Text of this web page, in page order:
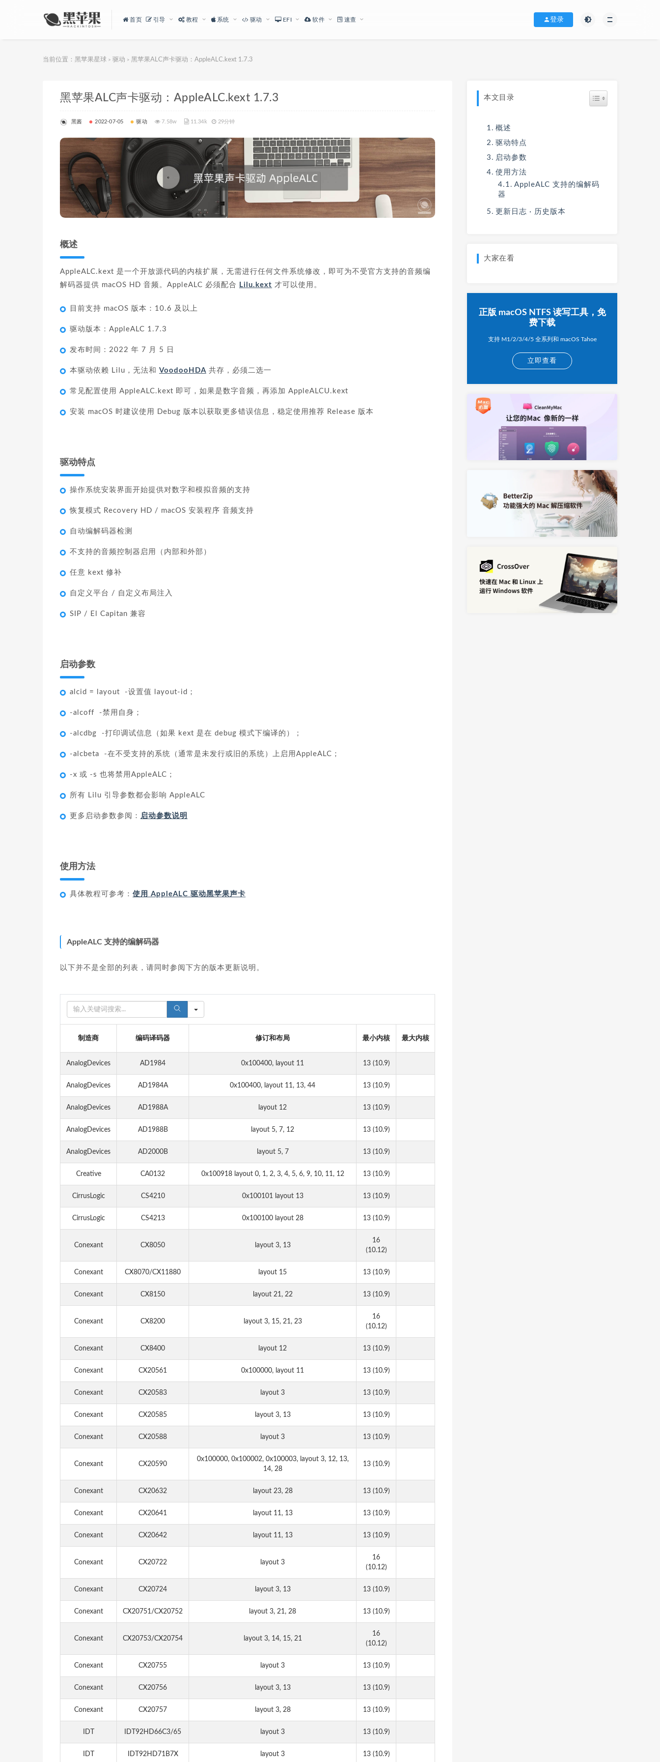
首页 引导 教程 系统 驱动 EFI 软件 速查 登录
当前位置： 黑苹果星球 > 驱动 > 黑苹果ALC声卡驱动：AppleALC.kext 1.7.3
黑苹果ALC声卡驱动：AppleALC.kext 1.7.3
黑酱 2022-07-05 驱动 7.58w 11.34k 29分钟
概述
AppleALC.kext 是一个开放源代码的内核扩展，无需进行任何文件系统修改，即可为不受官方支持的音频编
解码器提供 macOS HD 音频。AppleALC 必须配合
Lilu.kext 才可以使用。
目前支持 macOS 版本：10.6 及以上
驱动版本：AppleALC 1.7.3
发布时间：2022 年 7 月 5 日
本驱动依赖 Lilu，无法和 VoodooHDA 共存，必须二选一
常见配置使用 AppleALC.kext 即可，如果是数字音频，再添加 AppleALCU.kext
安装 macOS 时建议使用 Debug 版本以获取更多错误信息，稳定使用推荐 Release 版本
驱动特点
操作系统安装界面开始提供对数字和模拟音频的支持
恢复模式 Recovery HD / macOS 安装程序 音频支持
自动编解码器检测
不支持的音频控制器启用（内部和外部）
任意 kext 修补
自定义平台 / 自定义布局注入
SIP / El Capitan 兼容
启动参数
alcid = layout -设置值 layout-id；
-alcoff -禁用自身；
-alcdbg -打印调试信息（如果 kext 是在 debug 模式下编译的）；
-alcbeta -在不受支持的系统（通常是未发行或旧的系统）上启用AppleALC；
-x 或 -s 也将禁用AppleALC；
所有 Lilu 引导参数都会影响 AppleALC
更多启动参数参阅： 启动参数说明
使用方法
具体教程可参考： 使用 AppleALC 驱动黑苹果声卡
AppleALC 支持的编解码器
以下并不是全部的列表，请同时参阅下方的版本更新说明。
E
R
C
H
制造商 编码译码器 修订和布局 最小内核 最大内核
AnalogDevices AD1984 0x100400, layout 11 13 (10.9)
AnalogDevices AD1984A 0x100400, layout 11, 13, 44 13 (10.9)
AnalogDevices AD1988A layout 12 13 (10.9)
AnalogDevices AD1988B layout 5, 7, 12 13 (10.9)
AnalogDevices AD2000B layout 5, 7 13 (10.9)
Creative CA0132 0x100918 layout 0, 1, 2, 3, 4, 5, 6, 9, 10, 11, 12 13 (10.9)
CirrusLogic CS4210 0x100101 layout 13 13 (10.9)
CirrusLogic CS4213 0x100100 layout 28 13 (10.9)
Conexant CX8050 layout 3, 13
16
(10.12)
Conexant CX8070/CX11880 layout 15 13 (10.9)
Conexant CX8150 layout 21, 22 13 (10.9)
Conexant CX8200 layout 3, 15, 21, 23
16
(10.12)
Conexant CX8400 layout 12 13 (10.9)
Conexant CX20561 0x100000, layout 11 13 (10.9)
Conexant CX20583 layout 3 13 (10.9)
Conexant CX20585 layout 3, 13 13 (10.9)
Conexant CX20588 layout 3 13 (10.9)
Conexant CX20590
0x100000, 0x100002, 0x100003, layout 3, 12, 13,
14, 28
13 (10.9)
Conexant CX20632 layout 23, 28 13 (10.9)
Conexant CX20641 layout 11, 13 13 (10.9)
Conexant CX20642 layout 11, 13 13 (10.9)
Conexant CX20722 layout 3
16
(10.12)
Conexant CX20724 layout 3, 13 13 (10.9)
Conexant CX20751/CX20752 layout 3, 21, 28 13 (10.9)
Conexant CX20753/CX20754 layout 3, 14, 15, 21
16
(10.12)
Conexant CX20755 layout 3 13 (10.9)
Conexant CX20756 layout 3, 13 13 (10.9)
Conexant CX20757 layout 3, 28 13 (10.9)
IDT IDT92HD66C3/65 layout 3 13 (10.9)
IDT IDT92HD71B7X layout 3 13 (10.9)
本文目录
概述
驱动特点
启动参数
使用方法
AppleALC 支持的编解码
器
更新日志 · 历史版本
大家在看
正版 macOS NTFS 读写工具，免
费下载
支持 M1/2/3/4/5 全系列和 macOS Tahoe
立即查看